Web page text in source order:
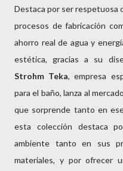
Destaca por ser respetuosa
procesos de fabricación
ahorro real de agua y
estética, gracias a su
Strohm Teka, empresa
para el baño, lanza al
que sorprende tanto en
esta colección destaca
ambiente tanto en sus
materiales, y por ofrecer